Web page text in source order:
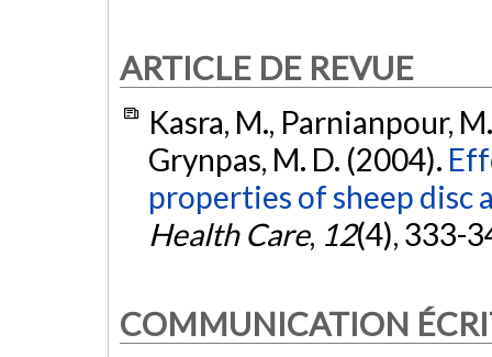
ARTICLE DE REVUE
Kasra, M., Parnianpour,
Grynpas, M. D. (2004).
properties of sheep disc
Health Care, 12(4), 333-
COMMUNICATION